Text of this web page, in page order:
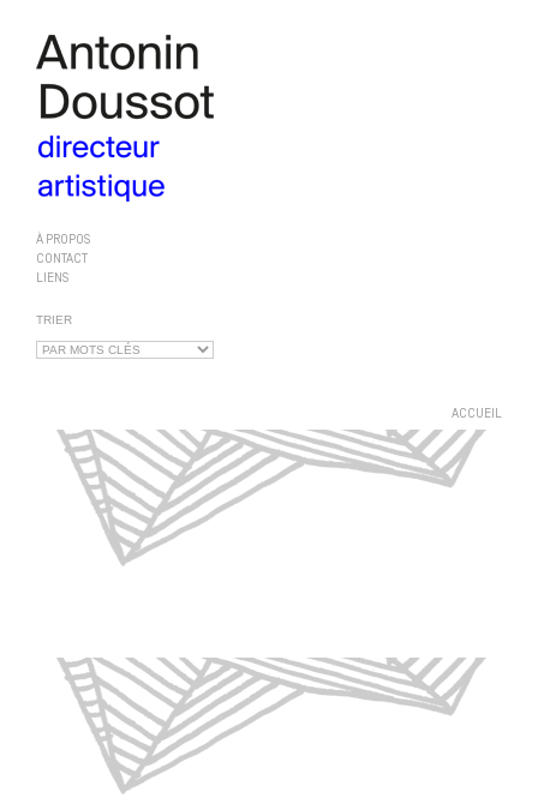
À PROPOS
CONTACT
LIENS
TRIER
ACCUEIL